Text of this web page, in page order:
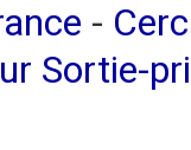
-
Sortie-